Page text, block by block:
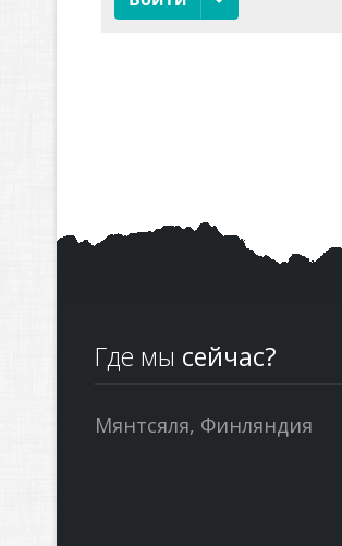
Где мы сейчас?
Мянтсяля, Финляндия